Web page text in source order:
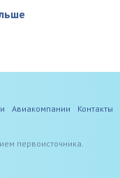
Авиакомпании
Контакты
первоисточника.